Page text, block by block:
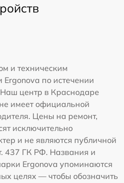
и техническим
по истечении
центр в Краснодаре
имеет официальной
Цены на ремонт,
исключительно
и не являются публичной
437 ГК РФ. Названия и
Ergonova упоминаются
целях — чтобы обозначить